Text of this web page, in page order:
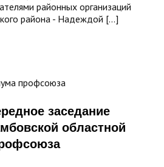
районных организаций
района - Надеждой [...]
заседание
областной